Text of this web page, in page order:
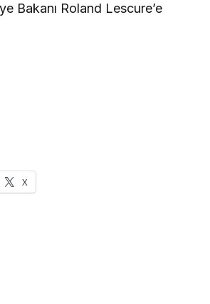
Bakanı Roland Lescure’e
X